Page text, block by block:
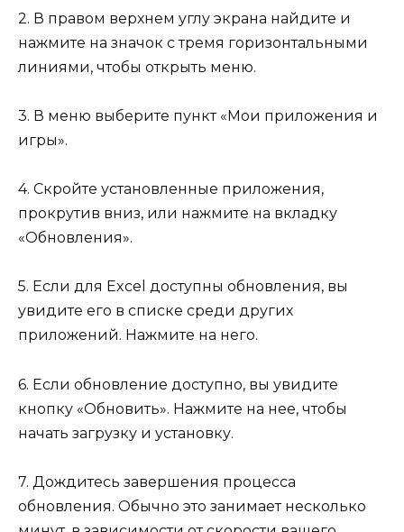
2. В правом верхнем углу экрана найдите и
нажмите на значок с тремя горизонтальными
линиями, чтобы открыть меню.
3. В меню выберите пункт «Мои приложения и
игры».
4. Скройте установленные приложения,
прокрутив вниз, или нажмите на вкладку
«Обновления».
5. Если для Excel доступны обновления, вы
увидите его в списке среди других
приложений. Нажмите на него.
6. Если обновление доступно, вы увидите
кнопку «Обновить». Нажмите на нее, чтобы
начать загрузку и установку.
7. Дождитесь завершения процесса
обновления. Обычно это занимает несколько